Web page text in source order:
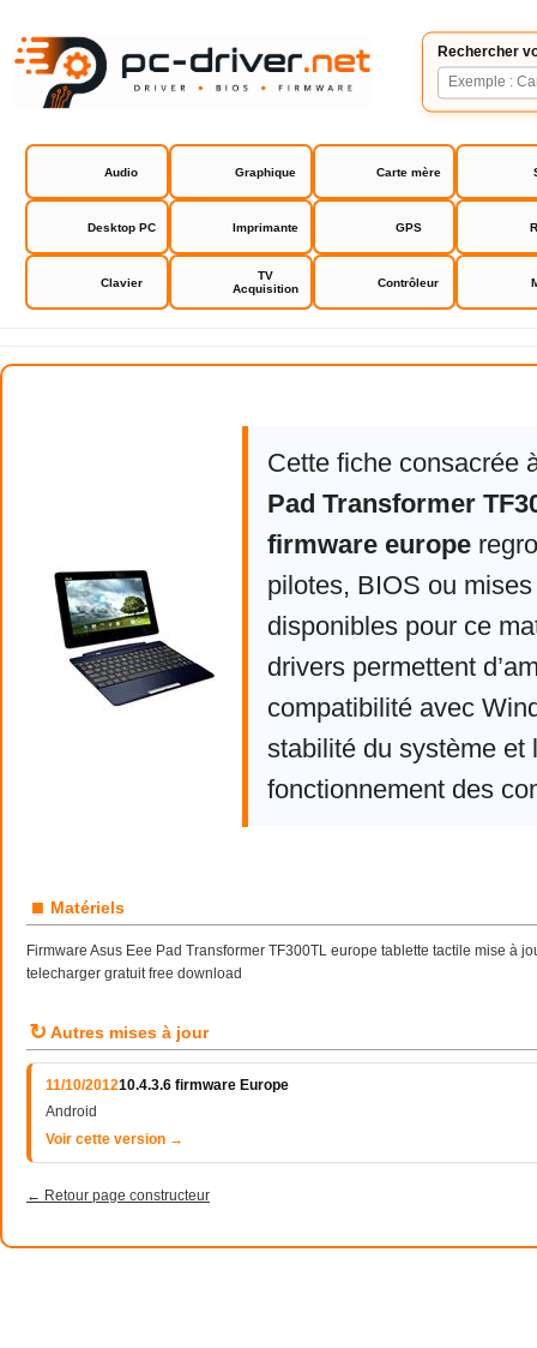
Rechercher
Audio Graphique Carte mère
Desktop PC Imprimante GPS
Clavier
TV
Acquisition
Contrôleur
Asus Eee Pad Transformer
Cette fiche consacrée
Pad Transformer
firmware europe
pilotes, BIOS ou
disponibles pour ce
drivers permettent
compatibilité avec
stabilité du système et
fonctionnement des
■ Matériels
Firmware Asus Eee Pad Transformer TF300TL europe tablette tactile mise à
telecharger gratuit free download
↻ Autres mises à jour
11/10/201210.4.3.6 firmware Europe
Android
Voir cette version →
← Retour page constructeur